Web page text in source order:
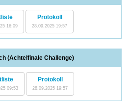
16:09
Protokoll
28.09.2025 19:57
(Achtelfinale Challenge)
09:53
Protokoll
28.09.2025 19:57